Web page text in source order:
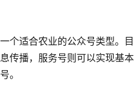
个适合农业的公众号类型。
传播，服务号则可以实现基
。